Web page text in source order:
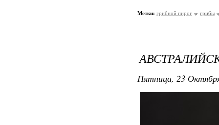
Метки: грибной пирог грибы
Пятница, 23